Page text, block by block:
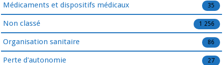
Médicaments et dispositifs médicaux 35
Non classé 1 256
Organisation sanitaire 86
Perte d'autonomie 27